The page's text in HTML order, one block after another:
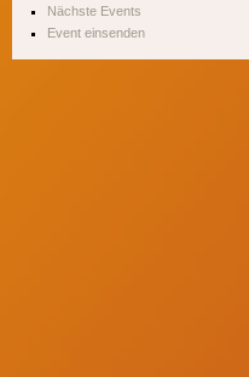
Nächste Events
Event einsenden